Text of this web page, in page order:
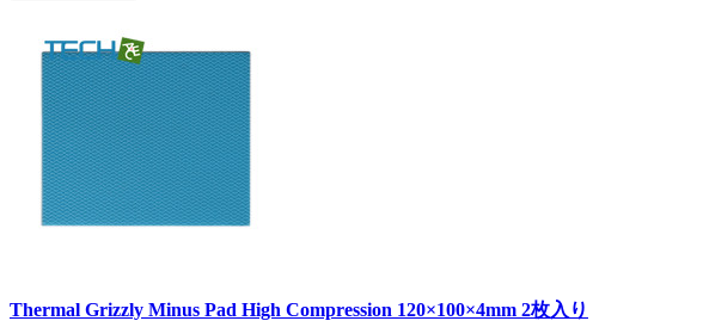
Thermal Grizzly Minus Pad High Compression 120×100×4mm 2枚入り